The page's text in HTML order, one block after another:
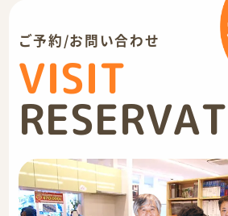
ご予約/お問い合わせ
VISIT